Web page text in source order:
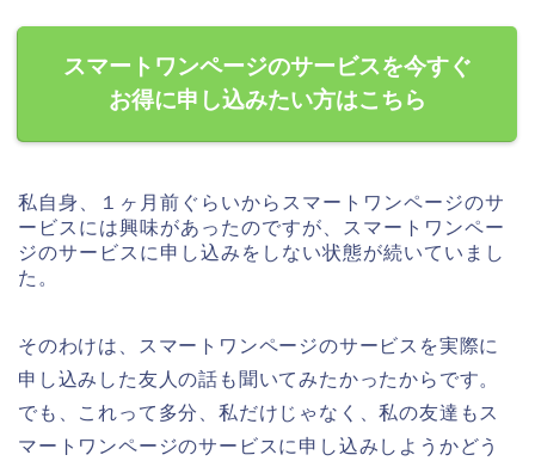
スマートワンページのサービスを今すぐ
お得に申し込みたい方はこちら
私自身、１ヶ月前ぐらいからスマートワンページのサ
ービスには興味があったのですが、スマートワンペー
ジのサービスに申し込みをしない状態が続いていまし
た。
そのわけは、スマートワンページのサービスを実際に
申し込みした友人の話も聞いてみたかったからです。
でも、これって多分、私だけじゃなく、私の友達もス
マートワンページのサービスに申し込みしようかどう